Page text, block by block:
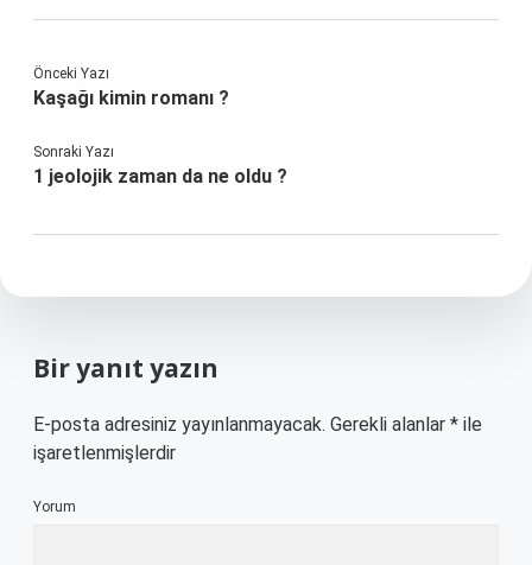
Önceki Yazı
Kaşağı kimin romanı ?
Sonraki Yazı
1 jeolojik zaman da ne oldu ?
Bir yanıt yazın
E-posta adresiniz yayınlanmayacak. Gerekli alanlar * ile
işaretlenmişlerdir
Yorum